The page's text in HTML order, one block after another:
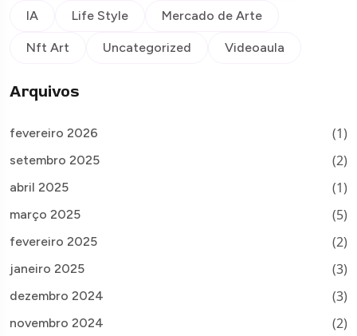
IA Life Style Mercado de Arte
Nft Art Uncategorized Videoaula
Arquivos
fevereiro 2026 (1)
setembro 2025 (2)
abril 2025 (1)
março 2025 (5)
fevereiro 2025 (2)
janeiro 2025 (3)
dezembro 2024 (3)
novembro 2024 (2)